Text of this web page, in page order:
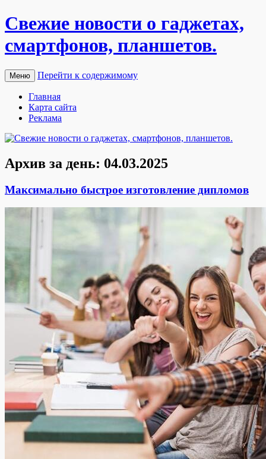
Свежие новости о гаджетах,
смартфонов, планшетов.
Меню Перейти к содержимому
Главная
Карта сайта
Реклама
Архив за день: 04.03.2025
Максимально быстрое изготовление дипломов